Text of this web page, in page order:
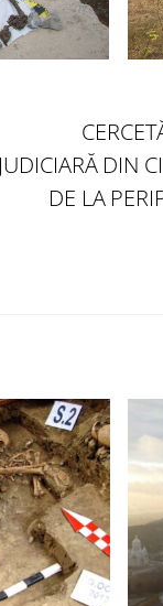
JUDICIARĂ DIN
DE LA